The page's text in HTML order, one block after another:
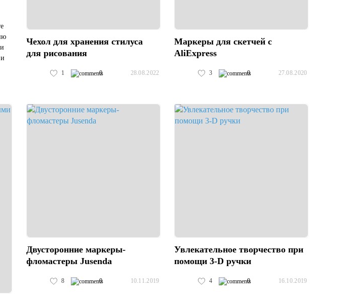
Чехол для хранения стилуса
для рисования
1 0 28.08.2022
Маркеры для скетчей с
AliExpress
3 0 27.08.2020
Двусторонние маркеры-
фломастеры Jusenda
8 0 10.11.2019
Увлекательное творчество при
помощи 3-D ручки
4 0 16.10.2019